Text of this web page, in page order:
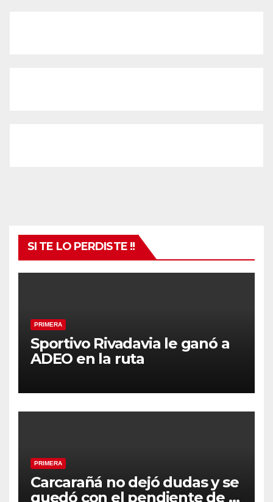
SI TE LO PERDISTE !!
PRIMERA
Sportivo Rivadavia le ganó a
ADEO en la ruta
PRIMERA
Carcarañá no dejó dudas y se
quedó con el pendiente de la